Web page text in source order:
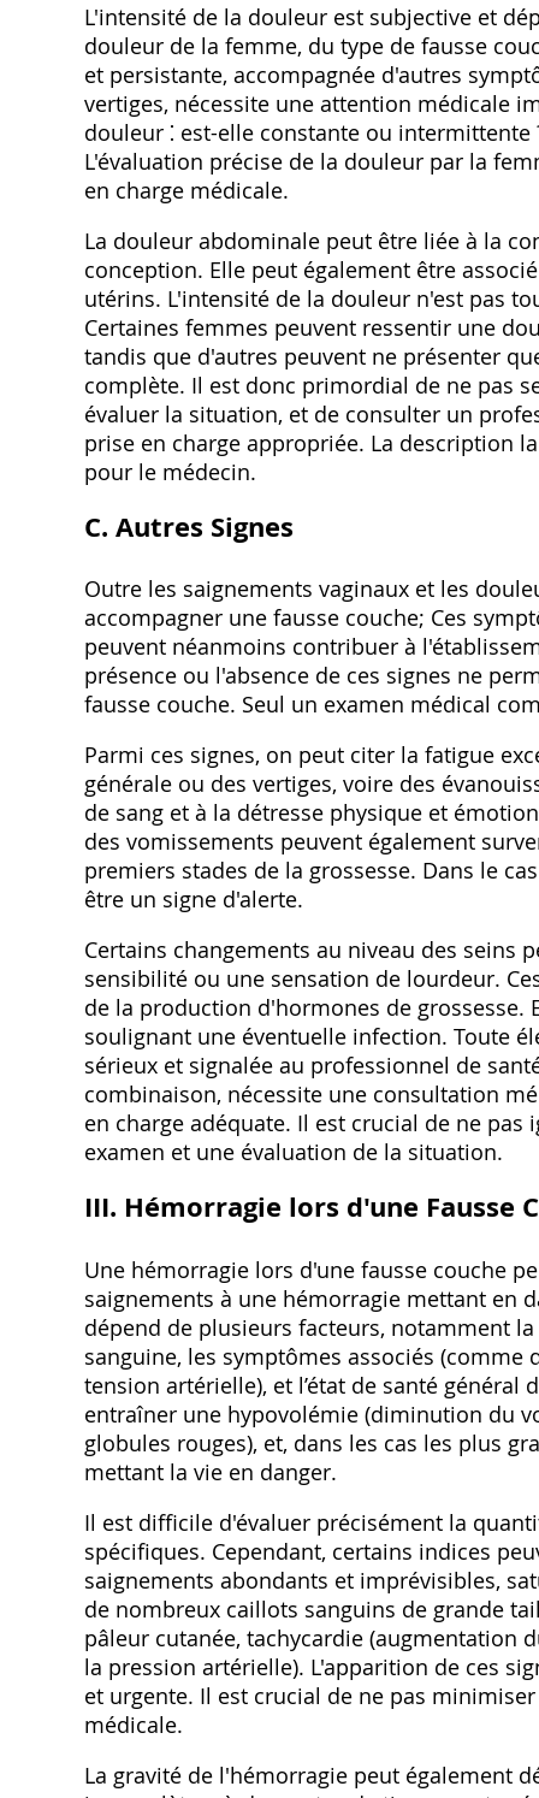
L'intensité de la douleur est subjective et
douleur de la femme, du type de fausse
et persistante, accompagnée d'autres
vertiges, nécessite une attention médicale
douleur ⁚ est-elle constante ou
L'évaluation précise de la douleur par la
en charge médicale.
La douleur abdominale peut être liée à la
conception. Elle peut également être
utérins. L'intensité de la douleur n'est pas
Certaines femmes peuvent ressentir une
tandis que d'autres peuvent ne présenter
complète. Il est donc primordial de ne pas
évaluer la situation, et de consulter un
prise en charge appropriée. La description
pour le médecin.
C. Autres Signes
Outre les saignements vaginaux et les
accompagner une fausse couche; Ces
peuvent néanmoins contribuer à
présence ou l'absence de ces signes ne
fausse couche. Seul un examen médical
Parmi ces signes, on peut citer la fatigue
générale ou des vertiges, voire des
de sang et à la détresse physique et
des vomissements peuvent également
premiers stades de la grossesse. Dans le
être un signe d'alerte.
Certains changements au niveau des seins
sensibilité ou une sensation de lourdeur.
de la production d'hormones de grossesse.
soulignant une éventuelle infection. Toute
sérieux et signalée au professionnel de
combinaison, nécessite une consultation
en charge adéquate. Il est crucial de ne
examen et une évaluation de la situation.
III. Hémorragie lors d'une Fausse
Une hémorragie lors d'une fausse couche
saignements à une hémorragie mettant en
dépend de plusieurs facteurs, notamment
sanguine, les symptômes associés
tension artérielle), et l’état de santé
entraîner une hypovolémie (diminution du
globules rouges), et, dans les cas les plus
mettant la vie en danger.
Il est difficile d'évaluer précisément la
spécifiques. Cependant, certains indices
saignements abondants et imprévisibles,
de nombreux caillots sanguins de grande
pâleur cutanée, tachycardie (augmentation
la pression artérielle). L'apparition de ces
et urgente. Il est crucial de ne pas
médicale.
La gravité de l'hémorragie peut également